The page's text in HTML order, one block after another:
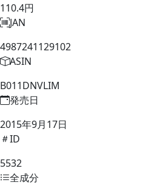
110.4円
JAN
4987241129102
ASIN
B011DNVLIM
発売日
2015年9月17日
ID
5532
全成分